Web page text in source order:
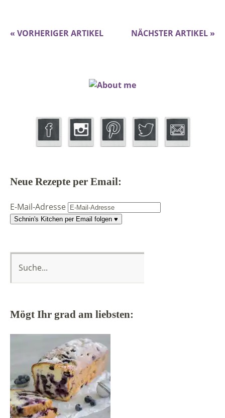
NÄCHSTER ARTIKEL »
« VORHERIGER ARTIKEL
Neue Rezepte per Email:
E-Mail-Adresse
Schnin's Kitchen per Email folgen ♥
Mögt Ihr grad am liebsten: